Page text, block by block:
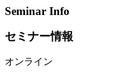
Seminar Info
セミナー情報
オンライン